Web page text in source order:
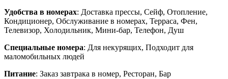
Удобства в номерах: Доставка прессы, Сейф, Отопление,
Кондиционер, Обслуживание в номерах, Терраса, Фен,
Телевизор, Холодильник, Мини-бар, Телефон, Душ
Специальные номера: Для некурящих, Подходит для
маломобильных людей
Питание: Заказ завтрака в номер, Ресторан, Бар